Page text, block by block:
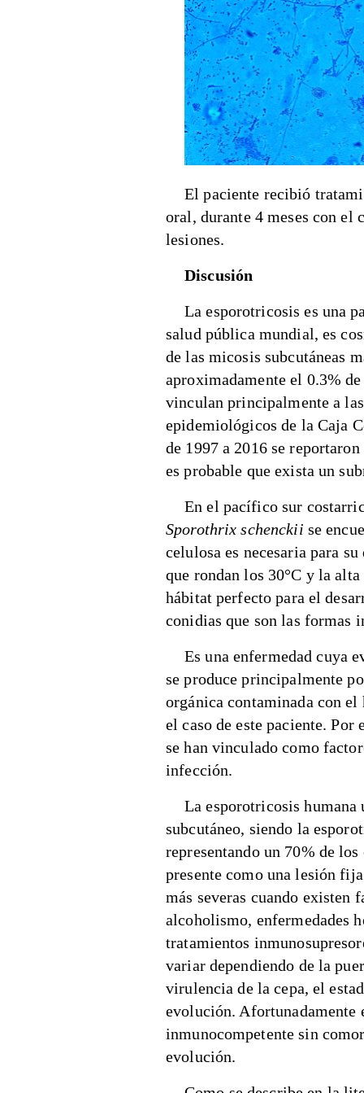
El paciente recibió
oral, durante 4 meses con
lesiones.
Discusión
La esporotricosis es una
salud pública mundial, es
de las micosis subcutáneas
aproximadamente el 0.3%
vinculan principalmente a
epidemiológicos de la Caja
de 1997 a 2016 se
es probable que exista un
En el pacífico sur
Sporothrix schenckii se
celulosa es necesaria para
que rondan los 30°C y la
hábitat perfecto para el
conidias que son las formas
Es una enfermedad cuya
se produce principalmente
orgánica contaminada con
el caso de este paciente. Por
se han vinculado como
infección.
La esporotricosis
subcutáneo, siendo la
representando un 70% de
presente como una lesión
más severas cuando existen
alcoholismo, enfermedades
tratamientos
variar dependiendo de la
virulencia de la cepa, el
evolución. Afortunadamente
inmunocompetente sin
evolución.